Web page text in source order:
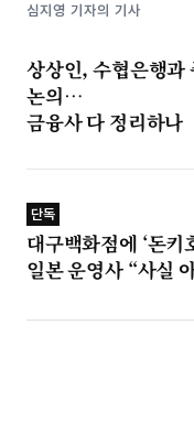
심지영 기자의 기사
상상인, 수협은행과
논의…
금융사 다 정리하나
단독
대구백화점에 ‘돈키
일본 운영사 “사실